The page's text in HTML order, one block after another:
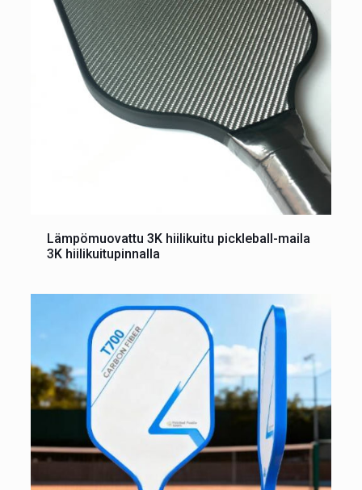
Lämpömuovattu 3K hiilikuitu pickleball-maila
3K hiilikuitupinnalla